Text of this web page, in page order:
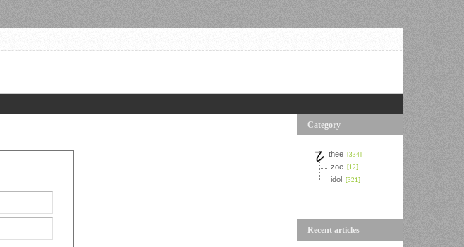
Category
thee [334]
zoe [12]
idol [321]
Recent articles